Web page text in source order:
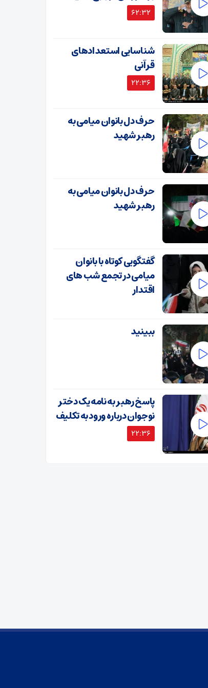
62:32
شناسایی استعدادهای
قرآنی
22:36
حرف دل بانوان میامی به
رهبر شهید
حرف دل بانوان میامی به
رهبر شهید
گفتگویی کوتاه با بانوان
میامی در تجمع شب های
اقتدار
ببینید
پاسخ رهبر به نامه یک دختر
نوجوان درباره ورود به تکلیف
22:36